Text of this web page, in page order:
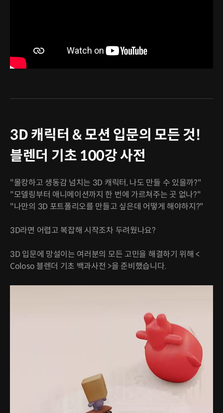
3D 캐릭터 & 모션 입문의 모든 것!
블렌더 기초 100강 사전
"몰캉하고 생동감 넘치는 3D 캐릭터, 나도 만들 수 있을까?"
"모델링부터 애니메이션까지 한 번에 가르쳐주는 곳 없나?"
"나만의 3D 포트폴리오를 만들고 싶은데 어떻게 해야하지?"
3D라면 어렵고 복잡해 시작조차 두려웠나요?
3D 입문에 망설이는 여러분의 모든 고민을 해결하기 위해 <
Coloso 블렌더 기초 백과사전 >을 준비했습니다.